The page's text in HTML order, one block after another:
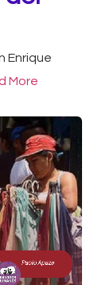
Enrique
More